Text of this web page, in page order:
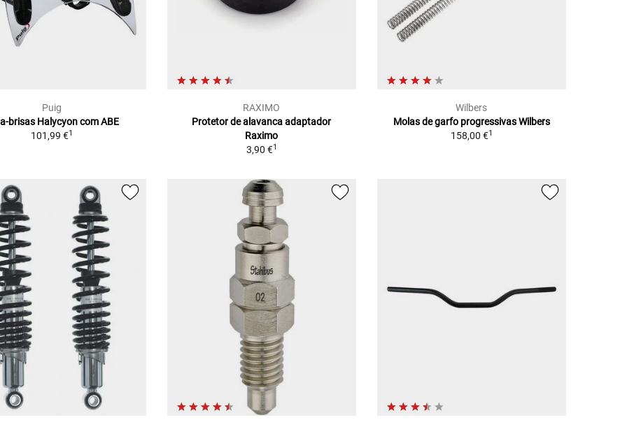
Puig
brisas Halycyon com ABE
101,99 €1
RAXIMO
Protetor de alavanca adaptador
Raximo
3,90 €1
Wilbers
Molas de garfo progressivas Wilbers
158,00 €1